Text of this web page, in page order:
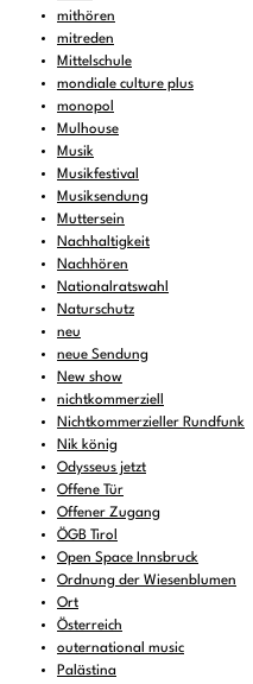
mithören
mitreden
Mittelschule
mondiale culture plus
monopol
Mulhouse
Musik
Musikfestival
Musiksendung
Muttersein
Nachhaltigkeit
Nachhören
Nationalratswahl
Naturschutz
neu
neue Sendung
New show
nichtkommerziell
Nichtkommerzieller Rundfunk
Nik könig
Odysseus jetzt
Offene Tür
Offener Zugang
ÖGB Tirol
Open Space Innsbruck
Ordnung der Wiesenblumen
Ort
Österreich
outernational music
Palästina